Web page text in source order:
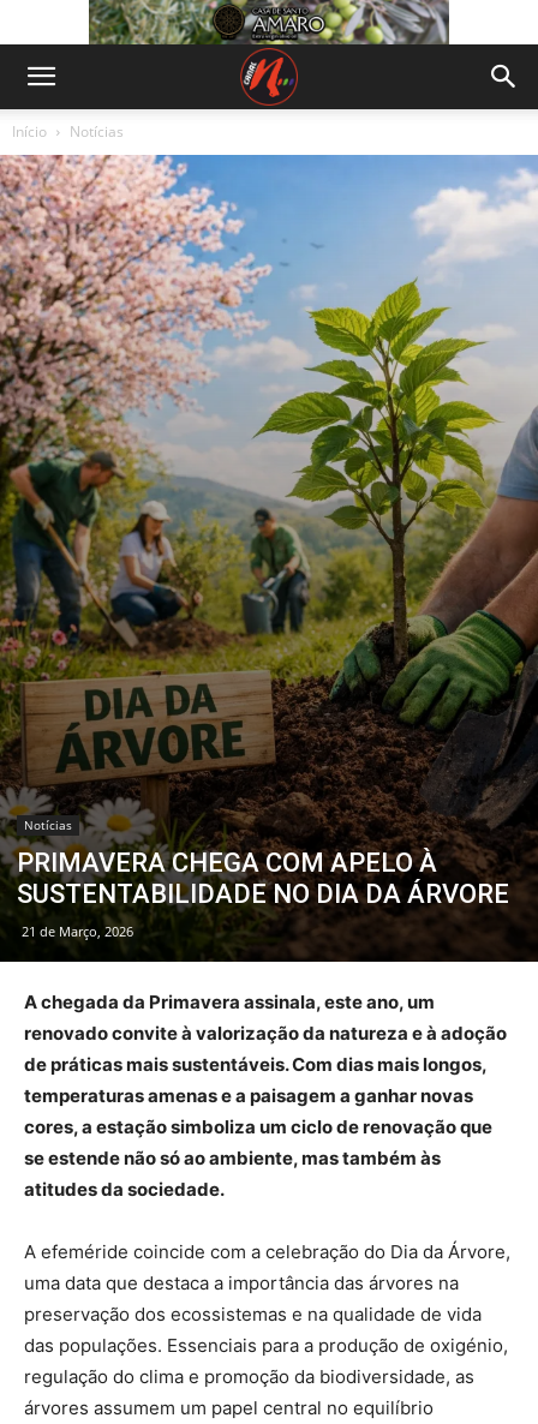
Início Notícias
Notícias
PRIMAVERA CHEGA COM APELO À
SUSTENTABILIDADE NO DIA DA ÁRVORE
21 de Março, 2026
A chegada da Primavera assinala, este ano, um
renovado convite à valorização da natureza e à adoção
de práticas mais sustentáveis. Com dias mais longos,
temperaturas amenas e a paisagem a ganhar novas
cores, a estação simboliza um ciclo de renovação que
se estende não só ao ambiente, mas também às
atitudes da sociedade.
A efeméride coincide com a celebração do Dia da Árvore,
uma data que destaca a importância das árvores na
preservação dos ecossistemas e na qualidade de vida
das populações. Essenciais para a produção de oxigénio,
regulação do clima e promoção da biodiversidade, as
árvores assumem um papel central no equilíbrio